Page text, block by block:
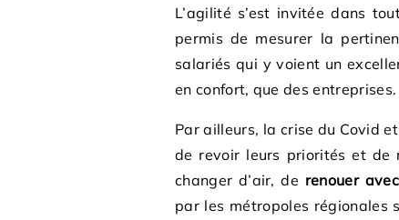
L’agilité s’est invitée dans
permis de mesurer la
salariés qui y voient un
en confort, que des entreprises.
Par ailleurs, la crise du Covid
de revoir leurs priorités et de
changer d’air, de renouer
par les métropoles régionales